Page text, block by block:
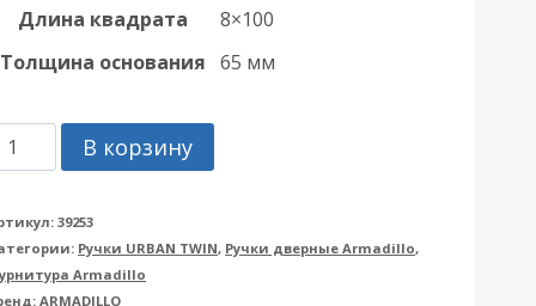
Длина квадрата
8×100
Толщина основания 65 мм
КоличествоВ корзину
39253
Ручки URBAN TWIN, Ручки дверные Armadillo,
Armadillo
ARMADILLO